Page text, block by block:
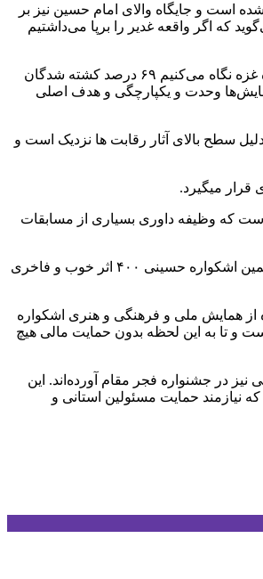
ظلم شده است و جایگاه والای امام حسین نیز بر
که اگر واقعه غدیر را برپا می‌داشتیم
معاون سیاسی فرمانداری ویژه شهرستان آمل ادامه داد: امروز در جهان اسلام حوادث تلخی رغم می‌خورد و وقتی خبرها را با دقت می‌خوانیم و به آمار مردم بی‌گناه غزه نگاه می‌کنیم ۶۹ درصد کشته شدگان
وحدت و یکپارچگی و هدف اصلی
سطح بالای آثار رقابت ها نزدیک است و
است که وظیفه داوری بسیاری از مسابقات
افسر امیر صادقی دبیر بخش داستان کوتاه اشکواره حسینی از کیفیت بالای آثار های ارسالی در دو سطح بزرگسال و دانش آموزی به دبیرخانه خبرداد و گفت: در هفتمین اشکواره حسینی ۴۰۰ اثر خوب و فاخری
همایش ملی و فرهنگی و هنری اشکواره
شده که هزینه برگزاری این همایش بالغ بر ۹۵۰ میلیون تومان برآورد شده است و تا به این لحظه بدون حمایت مالی هیچ
در جشنواره فجر مقام آورده‌اند. این
نیازمند حمایت مسئولین استانی و